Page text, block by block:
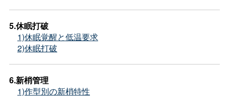
5.休眠打破
1)休眠覚醒と低温要求
2)休眠打破
6.新梢管理
1)作型別の新梢特性